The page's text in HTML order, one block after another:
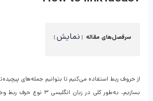
سرفصل‌های مقاله نمایش
از حروف ربط استفاده می‌کنیم تا بتوانیم جمله‌های